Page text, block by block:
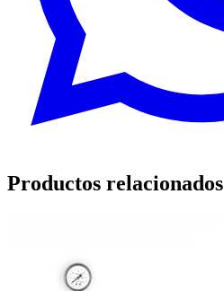
Productos relacionados